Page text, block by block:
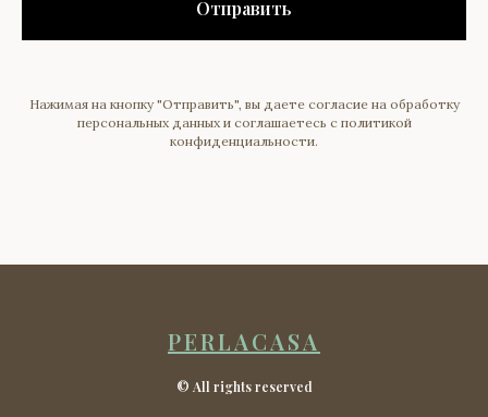
Отправить
Нажимая на кнопку "Отправить", вы даете согласие на обработку
персональных данных и соглашаетесь c политикой
конфиденциальности.
PERLACASA
© All rights reserved